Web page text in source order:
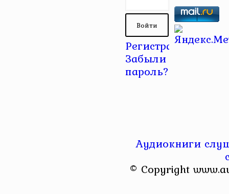
Регистрация |
Забыли
пароль?
Аудиокниги
© Copyright